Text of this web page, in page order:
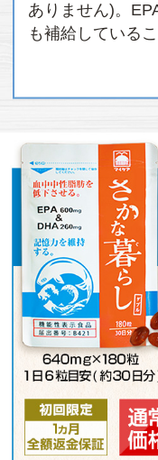
ありません)。
も補給している